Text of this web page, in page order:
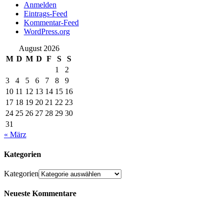
Anmelden
Eintrags-Feed
Kommentar-Feed
WordPress.org
August 2026
M D M D F S
S
1
2
3
4 5 6 7 8
9
10 11 12 13 14 15 16
17 18 19 20 21 22 23
24 25 26 27 28 29 30
31
« März
Kategorien
Kategorien
Neueste Kommentare